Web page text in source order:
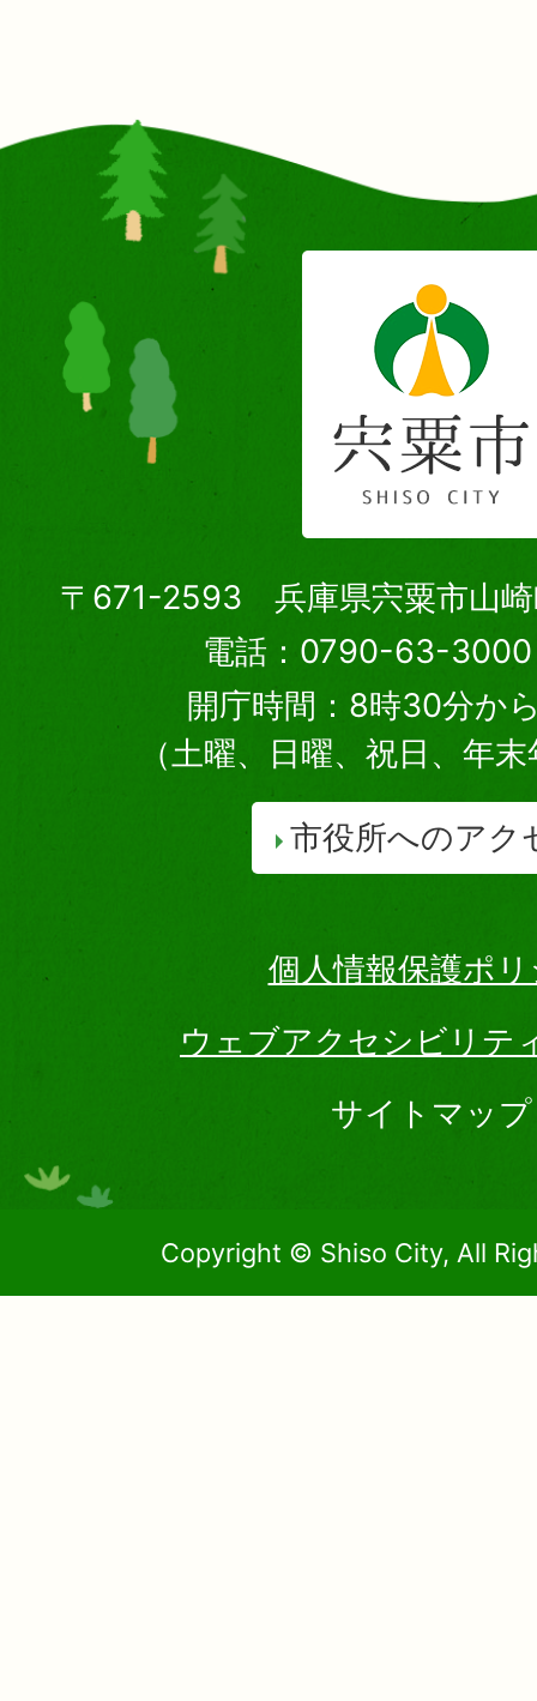
〒671-2593 兵庫県宍粟市山崎
電話：0790-63-3000
開庁時間：8時30分か
（土曜、日曜、祝日、年
市役所へのアク
個人情報保護ポ
ウェブアクセシビリテ
サイトマップ
Copyright © Shiso City, All